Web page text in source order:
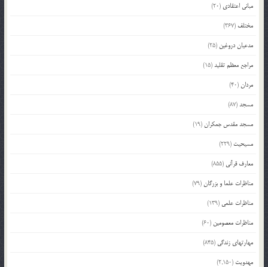
مبانی اعتقادی (20)
مختلف (367)
مدعیان دروغین (25)
مراجع معظم تقلید(15)
مردان(40)
مسجد(87)
مسجد مقدس جمکران(19)
مسیحیت (229)
معارف قرآنی (855)
مناظرات علما و بزرگان(79)
مناظرات علمی (139)
مناظرات معصومین (60)
مهارتهای زندگی (845)
مهدویت (2,150)